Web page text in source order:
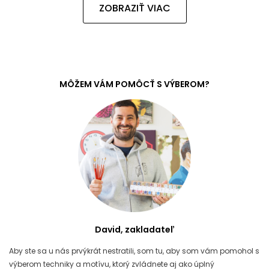
ZOBRAZIŤ VIAC
MÔŽEM VÁM POMÔCŤ S VÝBEROM?
David, zakladateľ
Aby ste sa u nás prvýkrát nestratili, som tu, aby som vám pomohol s
výberom techniky a motívu, ktorý zvládnete aj ako úplný